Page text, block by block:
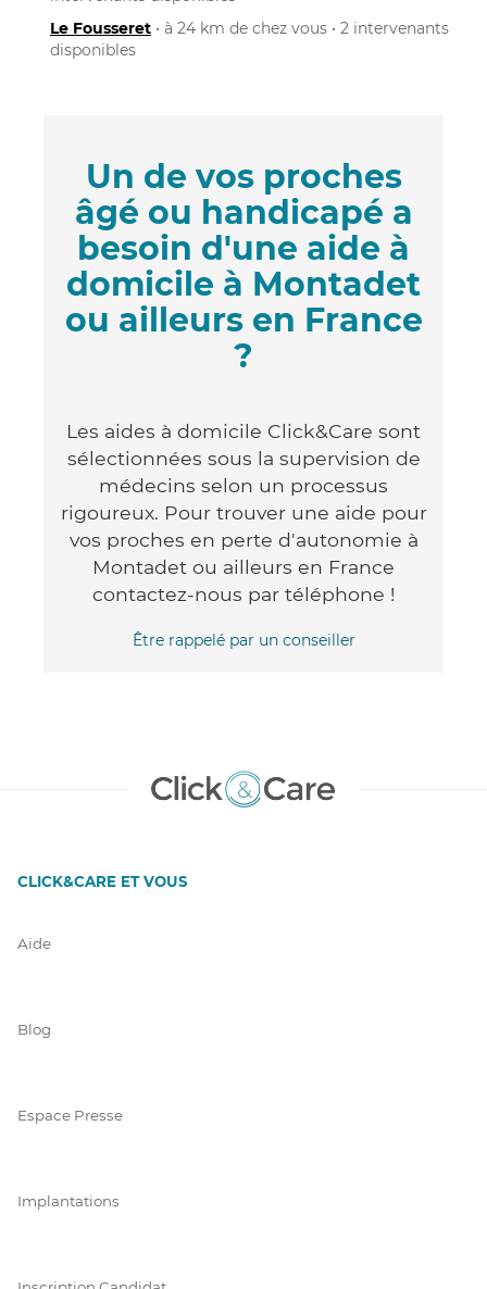
Le Fousseret • à 24 km de chez vous • 2 intervenants
disponibles
Un de vos proches
âgé ou handicapé a
besoin d'une aide à
domicile à Montadet
ou ailleurs en France
?
Les aides à domicile Click&Care sont
sélectionnées sous la supervision de
médecins selon un processus
rigoureux. Pour trouver une aide pour
vos proches en perte d'autonomie à
Montadet ou ailleurs en France
contactez-nous par téléphone !
Être rappelé par un conseiller
CLICK&CARE ET VOUS
Aide
Blog
Espace Presse
Implantations